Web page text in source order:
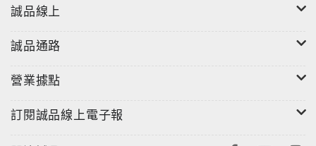
誠品線上
誠品通路
營業據點
訂閱誠品線上電子報